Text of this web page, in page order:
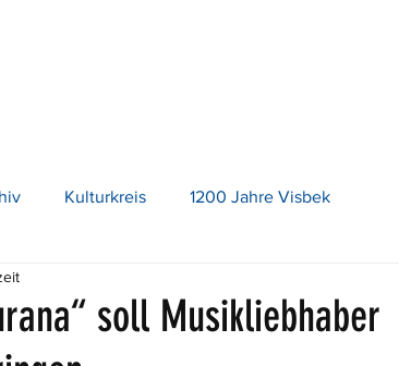
Kulturkreis 1200 Jahre Visbek
soll Musikliebhaber